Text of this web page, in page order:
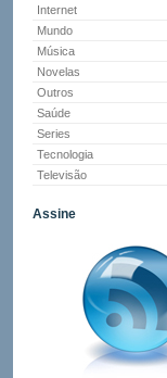
Internet
Mundo
Música
Novelas
Outros
Saúde
Series
Tecnologia
Televisão
Assine